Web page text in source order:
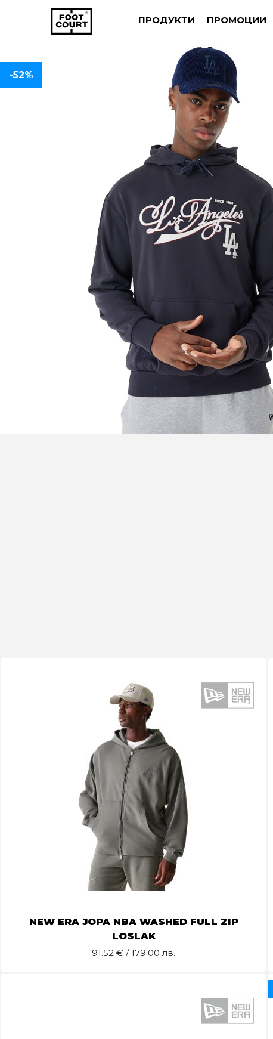
ПРОДУКТИ ПРОМОЦИИ
-52%
NEW ERA JOPA NBA WASHED FULL ZIP
LOSLAK
91.52 € / 179.00 лв.